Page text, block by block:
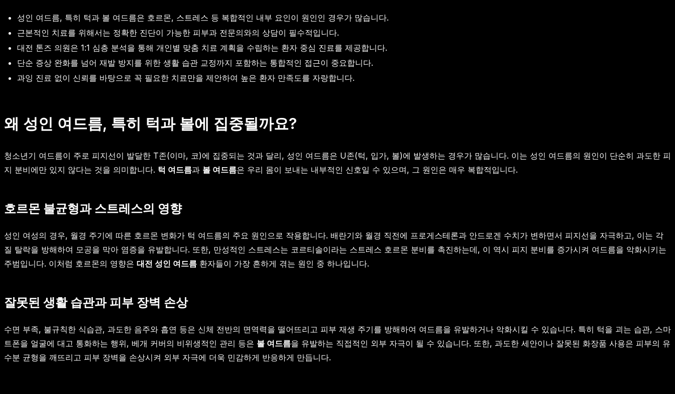
성인 여드름, 특히 턱과 볼 여드름은 호르몬, 스트레스 등 복합적인 내부 요인이 원인인 경우가 많습니다.
근본적인 치료를 위해서는 정확한 진단이 가능한 피부과 전문의와의 상담이 필수적입니다.
대전 톤즈 의원은 1:1 심층 분석을 통해 개인별 맞춤 치료 계획을 수립하는 환자 중심 진료를 제공합니다.
단순 증상 완화를 넘어 재발 방지를 위한 생활 습관 교정까지 포함하는 통합적인 접근이 중요합니다.
과잉 진료 없이 신뢰를 바탕으로 꼭 필요한 치료만을 제안하여 높은 환자 만족도를 자랑합니다.
왜 성인 여드름, 특히 턱과 볼에 집중될까요?
청소년기 여드름이 주로 피지선이 발달한 T존(이마, 코)에 집중되는 것과 달리, 성인 여드름은 U존(턱, 입가, 볼)에 발생하는 경우가 많습니다. 이는 성인 여드름의 원인이 단순히 과도한 피
지 분비에만 있지 않다는 것을 의미합니다. 턱 여드름과 볼 여드름은 우리 몸이 보내는 내부적인 신호일 수 있으며, 그 원인은 매우 복합적입니다.
호르몬 불균형과 스트레스의 영향
성인 여성의 경우, 월경 주기에 따른 호르몬 변화가 턱 여드름의 주요 원인으로 작용합니다. 배란기와 월경 직전에 프로게스테론과 안드로겐 수치가 변하면서 피지선을 자극하고, 이는 각
질 탈락을 방해하여 모공을 막아 염증을 유발합니다. 또한, 만성적인 스트레스는 코르티솔이라는 스트레스 호르몬 분비를 촉진하는데, 이 역시 피지 분비를 증가시켜 여드름을 악화시키는
주범입니다. 이처럼 호르몬의 영향은 대전 성인 여드름 환자들이 가장 흔하게 겪는 원인 중 하나입니다.
잘못된 생활 습관과 피부 장벽 손상
수면 부족, 불규칙한 식습관, 과도한 음주와 흡연 등은 신체 전반의 면역력을 떨어뜨리고 피부 재생 주기를 방해하여 여드름을 유발하거나 악화시킬 수 있습니다. 특히 턱을 괴는 습관, 스마
트폰을 얼굴에 대고 통화하는 행위, 베개 커버의 비위생적인 관리 등은 볼 여드름을 유발하는 직접적인 외부 자극이 될 수 있습니다. 또한, 과도한 세안이나 잘못된 화장품 사용은 피부의 유
수분 균형을 깨뜨리고 피부 장벽을 손상시켜 외부 자극에 더욱 민감하게 반응하게 만듭니다.